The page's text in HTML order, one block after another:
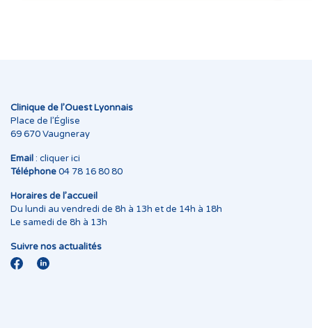
Clinique de l’Ouest Lyonnais
Place de l’Église
69 670 Vaugneray
Email : cliquer ici
Téléphone04 78 16 80 80
Horaires de l’accueil
Du lundi au vendredi de 8h à 13h et de 14h à 18h
Le samedi de 8h à 13h
Suivre nos actualités